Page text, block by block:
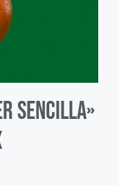
Sencilla»